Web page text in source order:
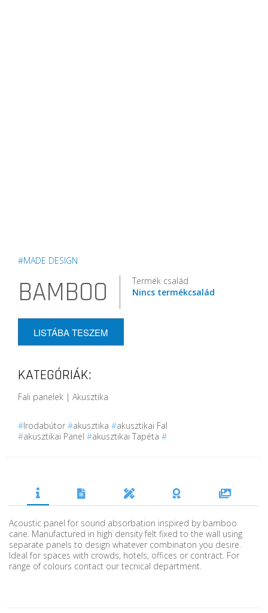
#MADE DESIGN
BAMBOO
Termék család
Nincs termékcsalád
LISTÁBA TESZEM
KATEGÓRIÁK:
Fali panelek | Akusztika
#Irodabútor #akusztika #akusztikai Fal
#akusztikai Panel #akusztikai Tapéta #
Acoustic panel for sound absorbation inspired by bamboo
cane. Manufactured in high density felt fixed to the wall using
separate panels to design whatever combinaton you desire.
Ideal for spaces with crowds, hotels, offices or contract. For
range of colours contact our tecnical department.